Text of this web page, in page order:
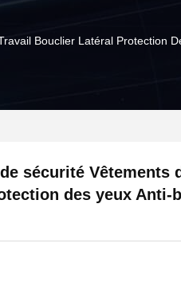
Bouclier Latéral Protection
sécurité Vêtements
des yeux Anti-